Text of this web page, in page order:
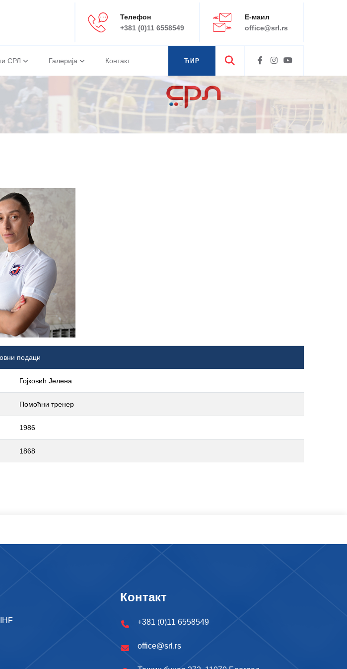
Телефон
+381 (0)11 6558549
Е-маил
office@srl.rs
СРЛ Галерија Контакт
ЋИР
подаци
Гојковић Јелена
Помоћни тренер
1986
1868
Контакт
+381 (0)11 6558549
office@srl.rs